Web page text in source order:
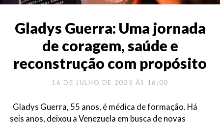
Gladys Guerra: Uma jornada
de coragem, saúde e
reconstrução com propósito
16 DE JULHO DE 2025 ÀS 16:00
Gladys Guerra, 55 anos, é médica de formação. Há
seis anos, deixou a Venezuela em busca de novas